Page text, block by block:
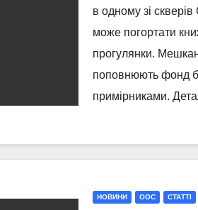
в одному зі
може погортати
прогулянки.
поповнюють фонд
примірниками.
НОВИНИ ООС СТАТТI